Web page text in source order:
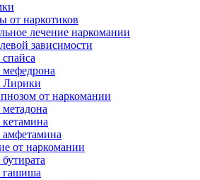
от наркотиков
лечение наркомании
зависимости
Лирики
от наркомании
амфетамина
от наркомании
гашиша